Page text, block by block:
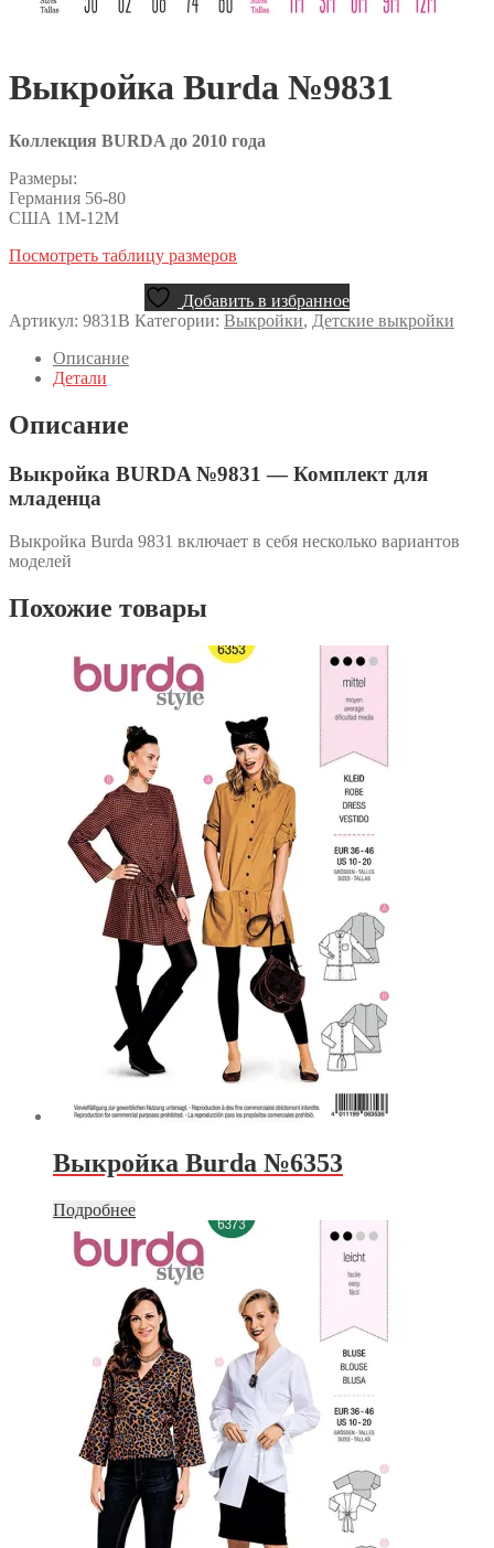
Выкройка Burda №9831
Коллекция BURDA до 2010 года
Размеры:
Германия 56-80
США 1М-12М
Посмотреть таблицу размеров
Добавить в избранное
Артикул: 9831B Категории: Выкройки, Детские выкройки
Описание
Детали
Описание
Выкройка BURDA №9831 — Комплект для
младенца
Выкройка Burda 9831 включает в себя несколько вариантов
моделей
Похожие товары
Выкройка Burda №6353
Подробнее